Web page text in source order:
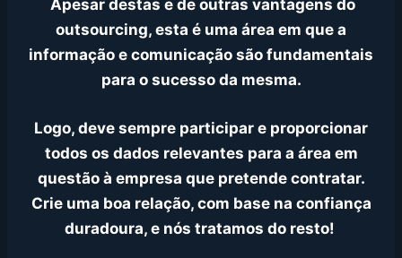
Apesar destas e de outras vantagens do
outsourcing, esta é uma área em que a
informação e comunicação são fundamentais
para o sucesso da mesma.
Logo, deve sempre participar e proporcionar
todos os dados relevantes para a área em
questão à empresa que pretende contratar.
Crie uma boa relação, com base na confiança
duradoura, e nós tratamos do resto!